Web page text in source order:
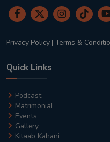
Privacy Policy | Terms &
Quick Links
Podcast
Matrimonial
Events
Gallery
Kitaab Kahani